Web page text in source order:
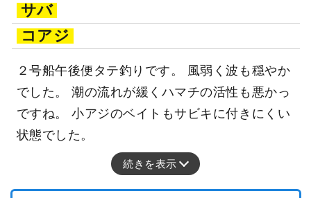
サバ
コアジ
２号船午後便タテ釣りです。 風弱く波も穏やか
でした。 潮の流れが緩くハマチの活性も悪かっ
ですね。 小アジのベイトもサビキに付きにくい
状態でした。
続きを表示